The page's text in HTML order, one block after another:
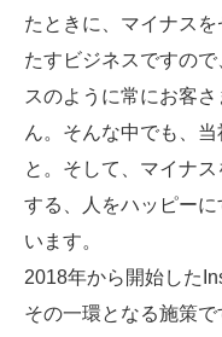
たときに、マイナス
たすビジネスですの
スのように常にお客
ん。そんな中でも、
と。そして、マイナ
する、人をハッピー
います。
2018年から開始した
その一環となる施策